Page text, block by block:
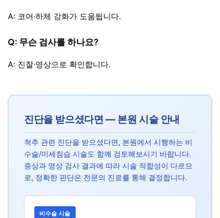
A: 코어·하체 강화가 도움됩니다.
Q: 무슨 검사를 하나요?
A: 진찰·영상으로 확인합니다.
진단을 받으셨다면 — 본원 시술 안내
척추 관련 진단을 받으셨다면, 본원에서 시행하는 비
수술/미세침습 시술도 함께 검토해보시기 바랍니다.
증상과 영상 검사 결과에 따라 시술 적합성이 다르므
로, 정확한 판단은 전문의 진료를 통해 결정합니다.
비수술 시술